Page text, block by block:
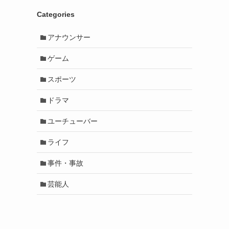
Categories
アナウンサー
ゲーム
スポーツ
ドラマ
ユーチューバー
ライフ
事件・事故
芸能人